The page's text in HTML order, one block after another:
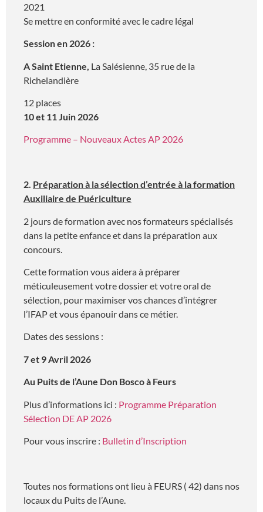
2021
Se mettre en conformité avec le cadre légal
Session en 2026 :
A Saint Etienne, La Salésienne, 35 rue de la
Richelandière
12 places
10 et 11 Juin 2026
Programme – Nouveaux Actes AP 2026
2. Préparation à la sélection d’entrée à la formation
Auxiliaire de Puériculture
2 jours de formation avec nos formateurs spécialisés
dans la petite enfance et dans la préparation aux
concours.
Cette formation vous aidera à préparer
méticuleusement votre dossier et votre oral de
sélection, pour maximiser vos chances d’intégrer
l’IFAP et vous épanouir dans ce métier.
Dates des sessions :
7 et 9 Avril 2026
Au Puits de l’Aune Don Bosco à Feurs
Plus d’informations ici : Programme Préparation
Sélection DE AP 2026
Pour vous inscrire : Bulletin d’Inscription
Toutes nos formations ont lieu à FEURS ( 42) dans nos
locaux du Puits de l’Aune.